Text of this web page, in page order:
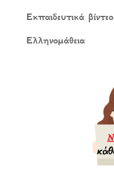
Εκπαιδευτικά βίντεο
Ελληνομάθεια